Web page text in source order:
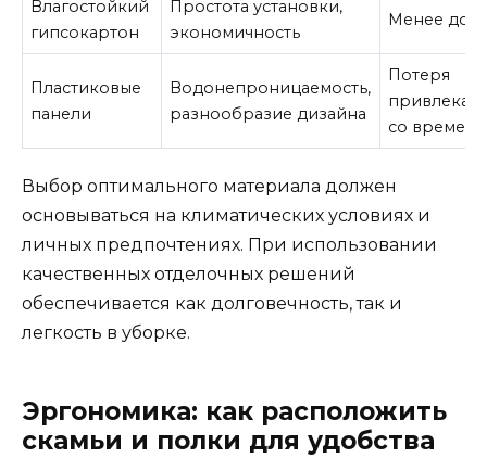
Влагостойкий
гипсокартон
Простота установки,
экономичность
Менее
Пластиковые
панели
Водонепроницаемость,
разнообразие дизайна
Потеря
со
Выбор оптимального материала должен
основываться на климатических условиях и
личных предпочтениях. При использовании
качественных отделочных решений
обеспечивается как долговечность, так и
легкость в уборке.
Эргономика: как расположить
скамьи и полки для удобства